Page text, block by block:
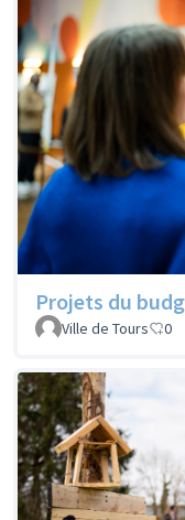
Projets du
Ville de Tours 0